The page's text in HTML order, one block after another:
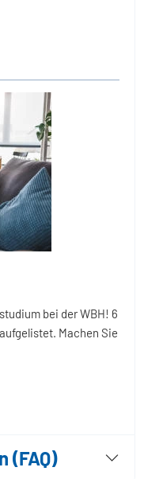
bei der WBH! 6
Machen Sie
(FAQ)